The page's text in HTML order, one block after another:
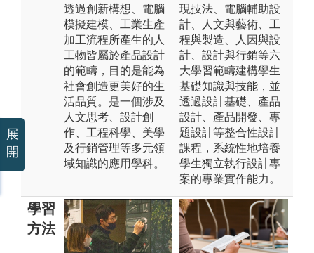
透過創新構想、電腦
模擬建模、工業生產
加工流程所產生的人
工物皆屬於產品設計
的範疇，目的是能為
社會創造更美好的生
活品質。是一個涉及
人文思考、設計創
作、工程科學、美學
及行銷管理等多元領
域知識的應用學科。
現技法、電腦輔助設
計、人文與藝術、工
程與製造、人因與設
計、設計與行銷等六
大學習範疇建構學生
基礎知識與技能，並
透過設計基礎、產品
設計、產品開發、專
題設計等整合性設計
課程，系統性地培養
學生獨立執行設計專
案的專業實作能力。
學習
方法
展
開